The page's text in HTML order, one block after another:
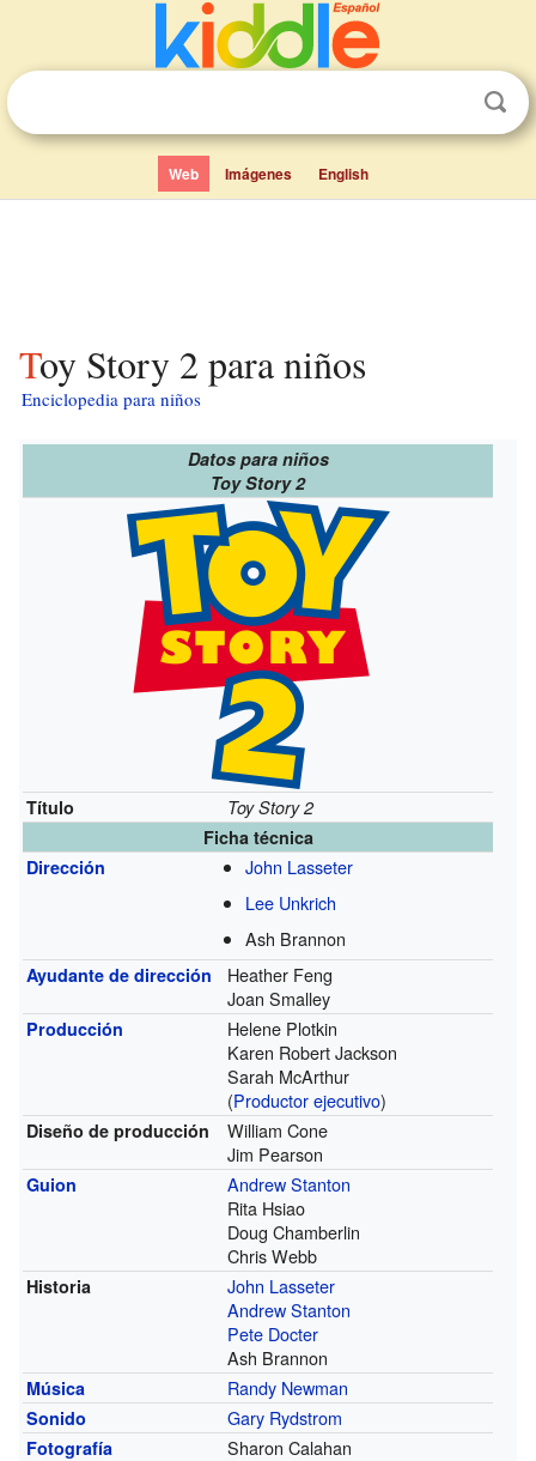
Web Imágenes English
Toy Story 2 para niños
Enciclopedia para niños
Datos para niños
Toy Story 2
Título
Toy Story 2
Ficha técnica
Dirección
John Lasseter
Lee Unkrich
Ash Brannon
Ayudante de dirección
Heather Feng
Joan Smalley
Producción
Helene Plotkin
Karen Robert Jackson
Sarah McArthur
(Productor ejecutivo)
Diseño de producción
William Cone
Jim Pearson
Guion
Andrew Stanton
Rita Hsiao
Doug Chamberlin
Chris Webb
Historia
John Lasseter
Andrew Stanton
Pete Docter
Ash Brannon
Música Randy Newman
Sonido Gary Rydstrom
Fotografía Sharon Calahan